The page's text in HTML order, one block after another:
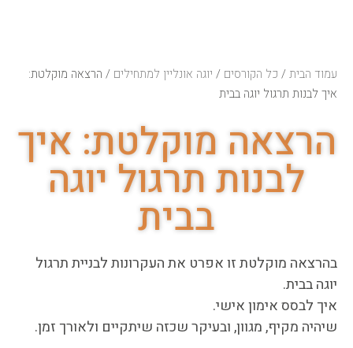
עמוד הבית/כל הקורסים/ יוגה אונליין למתחילים/ הרצאה מוקלטת:
איך לבנות תרגול יוגה בבית
הרצאה מוקלטת: איך
לבנות תרגול יוגה
בבית
בהרצאה מוקלטת זו אפרט את העקרונות לבניית תרגול
יוגה בבית.
איך לבסס אימון אישי.
שיהיה מקיף, מגוון, ובעיקר שכזה שיתקיים ולאורך זמן.